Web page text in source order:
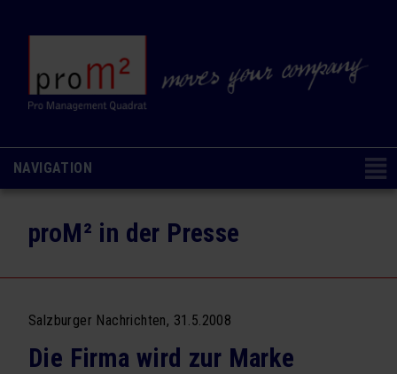
NAVIGATION
überspringen
Change Management
Organisations- & Kulturentwicklung
Ausbildung & Coaching
Analysen & Methoden
proM² in der Presse
Salzburger Nachrichten, 31.5.2008
Die Firma wird zur Marke